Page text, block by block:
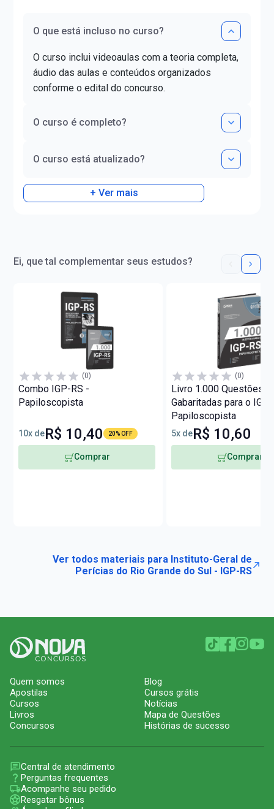
Tribunal Regional Eleitoral de
Judiciário 2011 - 23º lugar);-
Tribunal Regional Eleitoral do
Espírito Santo (Analista
(Analista Judiciário 2012);-
Portuguesa pela
graduada em
Letras pela
certificado DELE de
O que está incluso no curso?
O curso inclui videoaulas com a teoria completa,
áudio das aulas e conteúdos organizados
conforme o edital do concurso.
O curso é completo?
O curso está atualizado?
+ Ver mais
Ei, que tal complementar seus estudos?
(0)
Combo IGP-RS -
Papiloscopista
10x deR$ 10,40 20% OFF
Comprar
(0)
Livro 1.000 Questões
Gabaritadas para o
Papiloscopista
5x deR$ 10,60
Comprar
Ver todos materiais para Instituto-Geral de
Perícias do Rio Grande do Sul - IGP-RS
Quem somos
Apostilas
Cursos
Livros
Concursos
Blog
Cursos grátis
Notícias
Mapa de Questões
Histórias de sucesso
Central de atendimento
Perguntas frequentes
Acompanhe seu pedido
Resgatar bônus